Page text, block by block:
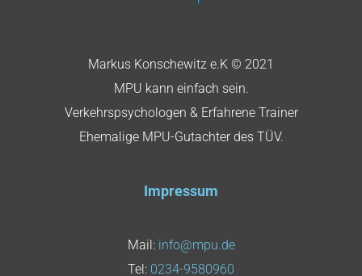
Markus Konschewitz e.K © 2021
MPU kann einfach sein.
Verkehrspsychologen & Erfahrene Trainer
Ehemalige MPU-Gutachter des TÜV.
Impressum
Mail: info@mpu.de
Tel: 0234-9580960